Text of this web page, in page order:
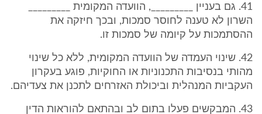
41. גם בעניין _________, הוועדה המקומית _________
השרון לא טענה לחוסר סמכות, ובכך חיזקה את
ההסתמכות על קיומה של סמכות זו.
42. שינוי העמדה של הוועדה המקומית, ללא כל שינוי
מהותי בנסיבות התכנוניות או החוקיות, פוגע בעקרון
העקביות המנהלית וביכולת האזרחים לתכנן את צעדיהם.
43. המבקשים פעלו בתום לב ובהתאם להוראות הדין